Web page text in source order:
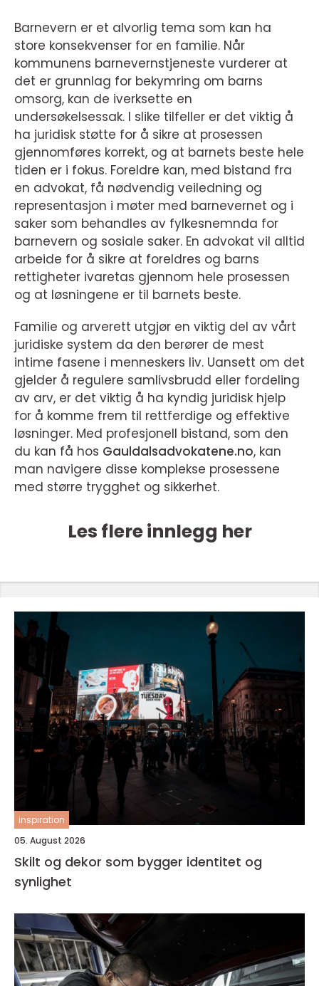
Barnevern er et alvorlig tema som kan ha
store konsekvenser for en familie. Når
kommunens barnevernstjeneste vurderer at
det er grunnlag for bekymring om barns
omsorg, kan de iverksette en
undersøkelsessak. I slike tilfeller er det viktig å
ha juridisk støtte for å sikre at prosessen
gjennomføres korrekt, og at barnets beste hele
tiden er i fokus. Foreldre kan, med bistand fra
en advokat, få nødvendig veiledning og
representasjon i møter med barnevernet og i
saker som behandles av fylkesnemnda for
barnevern og sosiale saker. En advokat vil alltid
arbeide for å sikre at foreldres og barns
rettigheter ivaretas gjennom hele prosessen
og at løsningene er til barnets beste.
Familie og arverett utgjør en viktig del av vårt
juridiske system da den berører de mest
intime fasene i menneskers liv. Uansett om det
gjelder å regulere samlivsbrudd eller fordeling
av arv, er det viktig å ha kyndig juridisk hjelp
for å komme frem til rettferdige og effektive
løsninger. Med profesjonell bistand, som den
du kan få hos Gauldalsadvokatene.no, kan
man navigere disse komplekse prosessene
med større trygghet og sikkerhet.
Les flere innlegg her
inspiration
05. August 2026
Skilt og dekor som bygger identitet og
synlighet